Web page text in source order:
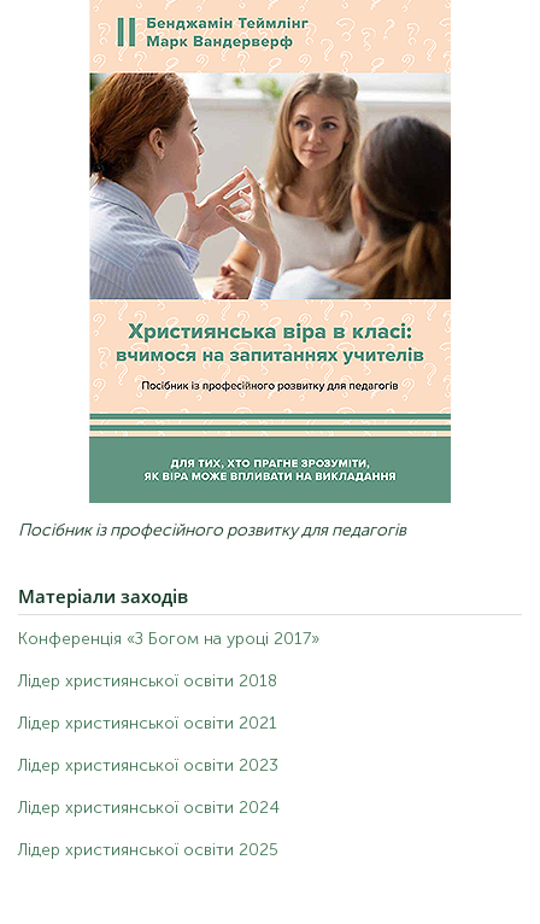
Посібник із професійного розвитку для педагогів
Матеріали заходів
Конференція «З Богом на уроці 2017»
Лідер християнської освіти 2018
Лідер християнської освіти 2021
Лідер християнської освіти 2023
Лідер християнської освіти 2024
Лідер християнської освіти 2025